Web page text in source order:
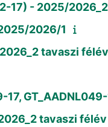
17) - 2025/
2026/1
tavaszi félév
tavaszi félév